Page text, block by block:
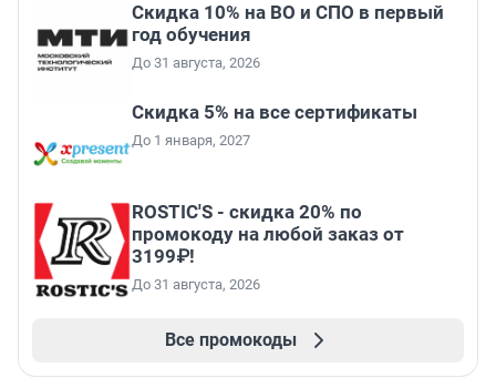
Скидка 10% на ВО и СПО в первый
год обучения
До 31 августа, 2026
Скидка 5% на все сертификаты
До 1 января, 2027
ROSTIC'S - скидка 20% по
промокоду на любой заказ от
3199₽!
До 31 августа, 2026
Все промокоды